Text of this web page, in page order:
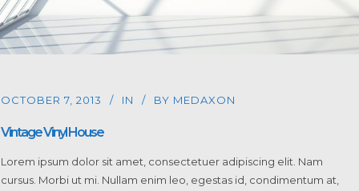
OCTOBER 7, 2013 IN BY MEDAXON
Vintage Vinyl House
Lorem ipsum dolor sit amet, consectetuer adipiscing elit. Nam
cursus. Morbi ut mi. Nullam enim leo, egestas id, condimentum at,